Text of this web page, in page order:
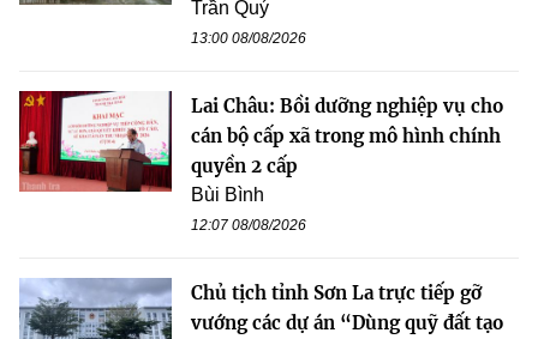
Trần Quý
13:00 08/08/2026
Lai Châu: Bồi dưỡng nghiệp vụ cho
cán bộ cấp xã trong mô hình chính
quyền 2 cấp
Bùi Bình
12:07 08/08/2026
Chủ tịch tỉnh Sơn La trực tiếp gỡ
vướng các dự án “Dùng quỹ đất tạo